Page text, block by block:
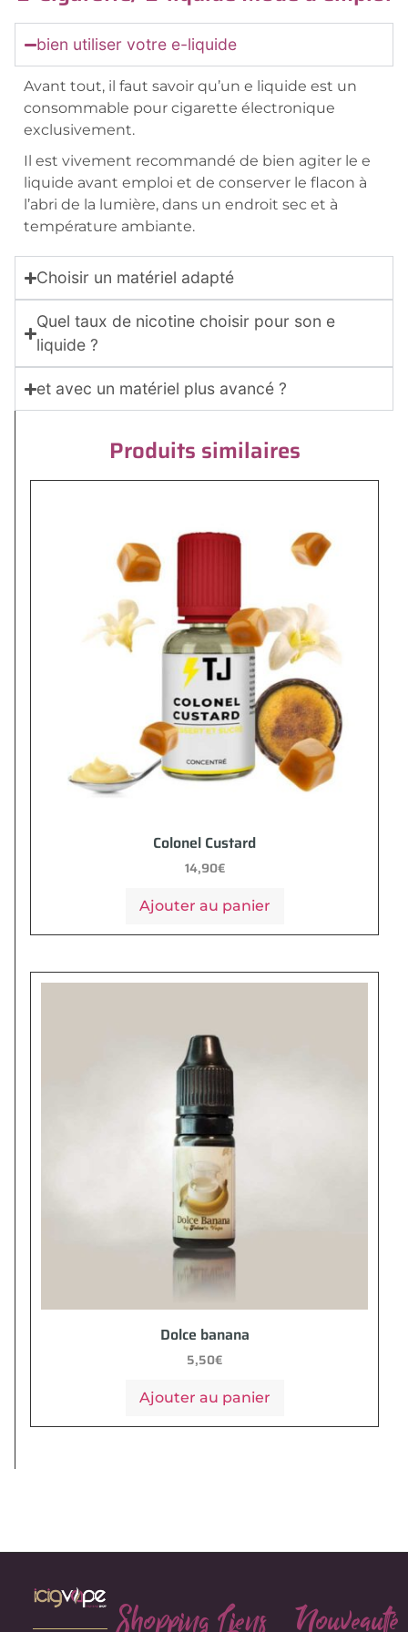
bien utiliser votre e-liquide
Avant tout, il faut savoir qu’un e liquide est un
consommable pour cigarette électronique
exclusivement.
Il est vivement recommandé de bien agiter le e
liquide avant emploi et de conserver le flacon à
l’abri de la lumière, dans un endroit sec et à
température ambiante.
Choisir un matériel adapté
Quel taux de nicotine choisir pour son e
liquide ?
et avec un matériel plus avancé ?
Produits similaires
Colonel Custard
14,90€
Ajouter au panier
Dolce banana
5,50€
Ajouter au panier
ShoppingLiens Nouveauté